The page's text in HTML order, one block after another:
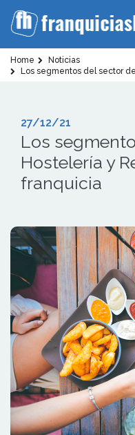
Home
Noticias
Los segmentos del sector
27/12/21
Los
Hostelería y
franquicia